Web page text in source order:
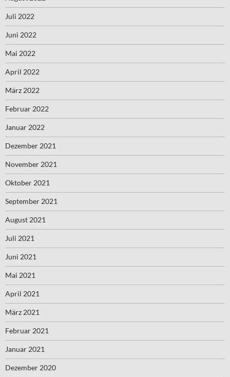
Juli 2022
Juni 2022
Mai 2022
April 2022
März 2022
Februar 2022
Januar 2022
Dezember 2021
November 2021
Oktober 2021
September 2021
August 2021
Juli 2021
Juni 2021
Mai 2021
April 2021
März 2021
Februar 2021
Januar 2021
Dezember 2020